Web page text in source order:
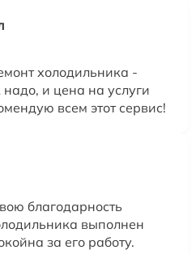
холодильника -
и цена на услуги
всем этот сервис!
благодарность
выполнен
за его работу.